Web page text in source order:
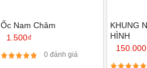
Ốc Nam Châm
1.500₫
0 đánh giá
KHUNG
HÌNH